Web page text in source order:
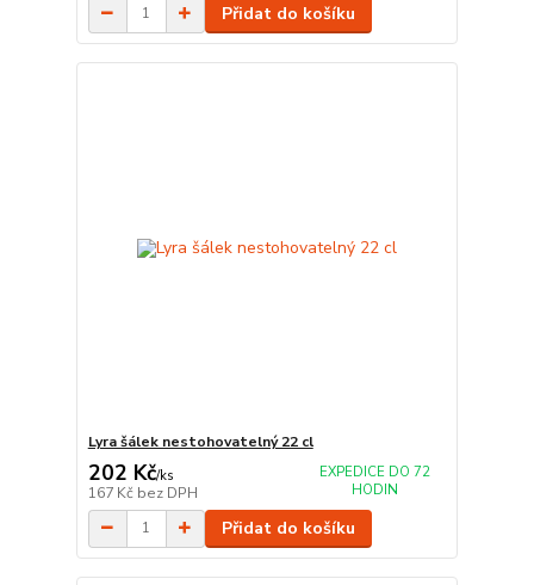
Přidat do košíku
Lyra šálek nestohovatelný 22 cl
202 Kč/ks
167 Kč bez DPH
EXPEDICE DO 72
HODIN
Přidat do košíku